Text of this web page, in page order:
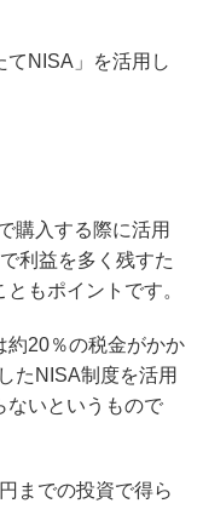
てNISA」を活用し
購入する際に活用
利益を多く残すた
もポイントです。
約20％の税金がかか
たNISA制度を活用
ないというもので
までの投資で得ら